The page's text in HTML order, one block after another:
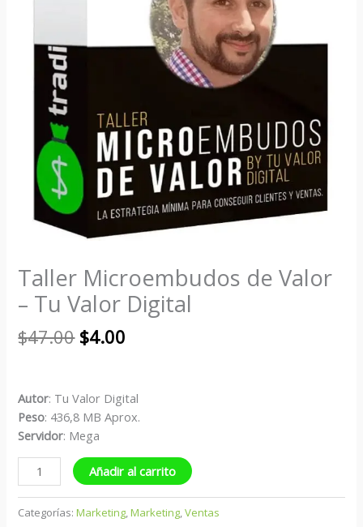
Taller Microembudos de Valor
– Tu Valor Digital
$47.00 $4.00
Autor: Tu Valor Digital
Peso: 436,8 MB Aprox.
Servidor: Mega
Añadir al carrito
Categorías:Marketing,Marketing,Ventas